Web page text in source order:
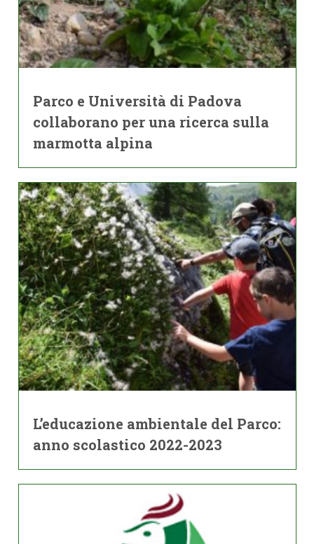
Parco e Università di Padova
collaborano per una ricerca sulla
marmotta alpina
L’educazione ambientale del Parco:
anno scolastico 2022-2023